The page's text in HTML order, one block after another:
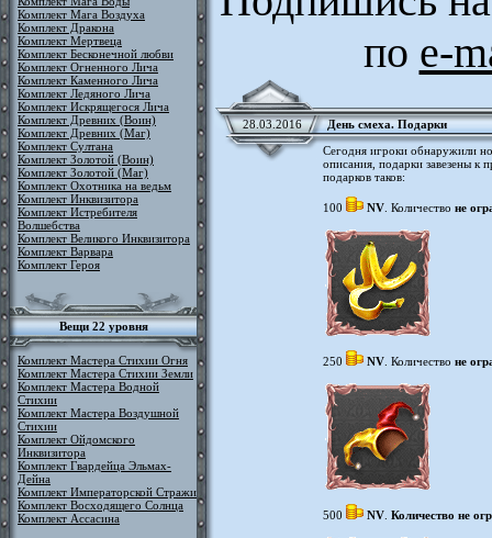
Комплект Мага Воздуха
Комплект Дракона
Комплект Мертвеца
Комплект Бесконечной любви
Комплект Огненного Лича
Комплект Каменного Лича
Комплект Ледяного Лича
Комплект Искрящегося Лича
Комплект Древних (Воин)
Комплект Древних (Маг)
Комплект Султана
Комплект Золотой (Воин)
Комплект Золотой (Маг)
Комплект Охотника на ведьм
Комплект Инквизитора
Комплект Истребителя
Волшебства
Комплект Великого Инквизитора
Комплект Варвара
Комплект Героя
Вещи 22 уровня
Комплект Мастера Стихии Огня
Комплект Мастера Стихии Земли
Комплект Мастера Водной
Стихии
Комплект Мастера Воздушной
Стихии
Комплект Ойдомского
Инквизитора
Комплект Гвардейца Эльмах-
Дейна
Комплект Императорской Стражи
Комплект Восходящего Солнца
Комплект Ассасина
по e-
28.03.2016
День смеха. Подарки
Сегодня игроки обнаружили
описания, подарки завезены
подарков таков:
100 NV . Количество не
250 NV . Количество не
500 NV Количество не